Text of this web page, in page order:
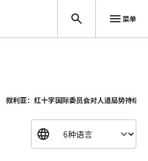
菜单
叙利亚：红十字国际委员会对人道局势持续